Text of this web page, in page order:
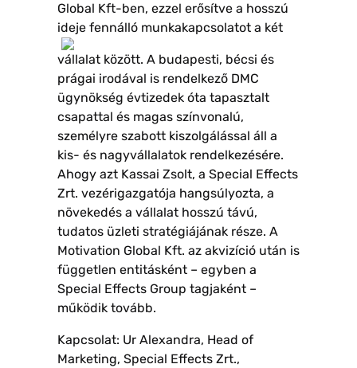
Global Kft-ben, ezzel erősítve a hosszú
ideje fennálló munkakapcsolatot a két
vállalat között. A budapesti, bécsi és
prágai irodával is rendelkező DMC
ügynökség évtizedek óta tapasztalt
csapattal és magas színvonalú,
személyre szabott kiszolgálással áll a
kis- és nagyvállalatok rendelkezésére.
Ahogy azt Kassai Zsolt, a Special Effects
Zrt. vezérigazgatója hangsúlyozta, a
növekedés a vállalat hosszú távú,
tudatos üzleti stratégiájának része. A
Motivation Global Kft. az akvizíció után is
független entitásként – egyben a
Special Effects Group tagjaként –
működik tovább.
Kapcsolat: Ur Alexandra, Head of
Marketing, Special Effects Zrt.,